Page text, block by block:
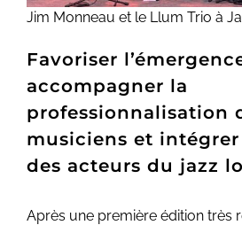
Jim Monneau et le Llum Trio à
Favoriser
accompagner la
professionnalisation
musiciens et intégrer
des acteurs du jazz
Après une première édition très